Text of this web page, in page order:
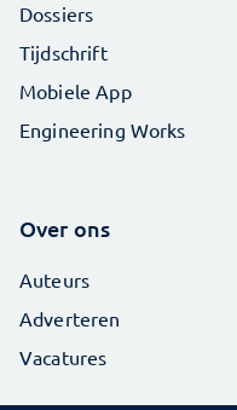
Dossiers
Tijdschrift
Mobiele App
Engineering Works
Over ons
Auteurs
Adverteren
Vacatures